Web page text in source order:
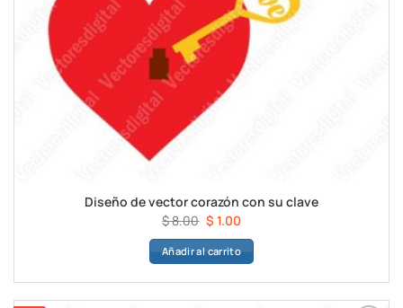
Diseño de vector corazón con su clave
$8.00 El
precio
original
$ 8.00.
$ 1.00El
precio
actual
$ 1.00.
Añadir al carrito